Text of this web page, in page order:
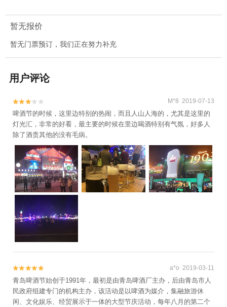
暂无报价
暂无门票预订，我们正在努力补充
用户评论

 M*8 2019-07-13
啤酒节的时候，这里边特别的热闹，而且人山人海的，尤其是这里的
灯光汇，非常的好看，最主要的时候在里边喝酒特别有气氛，好多人
除了酒贵其他的没有毛病。

 a*o 2019-03-11
青岛啤酒节始创于1991年，最初是由青岛啤酒厂主办，后由青岛市人
民政府组建专门的机构主办，该活动是以啤酒为媒介，集融旅游休
闲、文化娱乐、经贸展示于一体的大型节庆活动，每年八月的第二个